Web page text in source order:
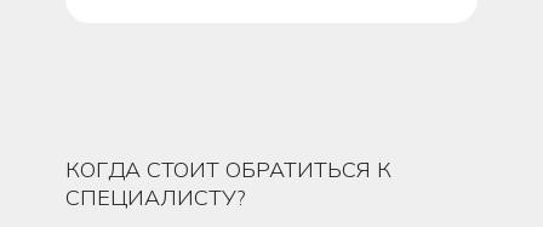
КОГДА СТОИТ ОБРАТИТЬСЯ К
СПЕЦИАЛИСТУ?